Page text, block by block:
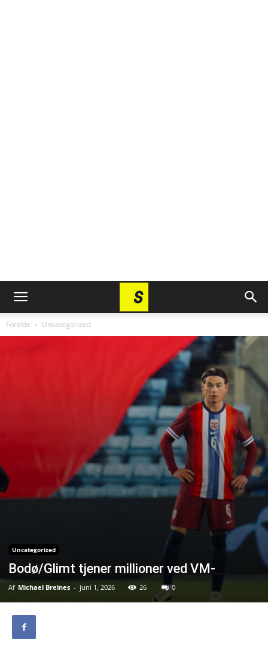
Forside Uncategorized
Uncategorized
Bodø/Glimt tjener millioner ved VM-
Af Michael Breines - juni 1, 2026 26 0